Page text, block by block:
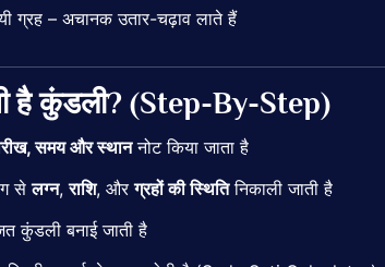
ग्रह – अचानकउतार-चढ़ावलातेहैं
हैकुंडली? (Step-By-Step)
समयऔरस्थान नोटकियाजाताहै
सेलग्न,राशि, औरग्रहोंकीस्थिति निकालीजातीहै
कुंडलीबनाईजातीहै